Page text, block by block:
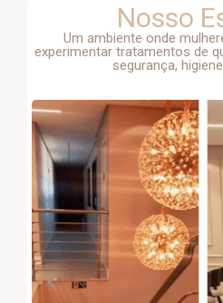
Nosso
Um ambiente onde
experimentar tratamentos de
segurança,